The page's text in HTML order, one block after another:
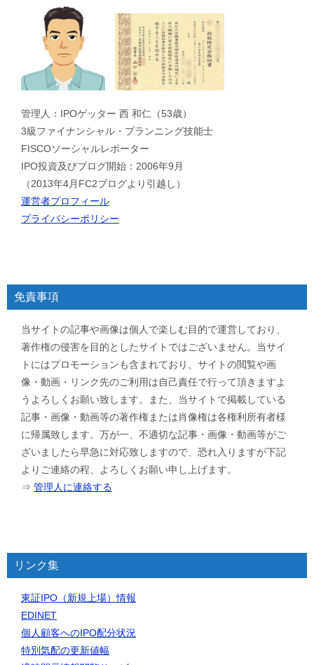
管理人：IPOゲッター 西 和仁（53歳）
3級ファイナンシャル・プランニング技能士
FISCOソーシャルレポーター
IPO投資及びブログ開始：2006年9月
（2013年4月FC2ブログより引越し）
運営者プロフィール
プライバシーポリシー
免責事項
当サイトの記事や画像は個人で楽しむ目的で運営しており、
著作権の侵害を目的としたサイトではございません。当サイ
トにはプロモーションも含まれており、サイトの閲覧や画
像・動画・リンク先のご利用は自己責任で行って頂きますよ
うよろしくお願い致します。また、当サイトで掲載している
記事・画像・動画等の著作権または肖像権は各権利所有者様
に帰属致します。万が一、不適切な記事・画像・動画等がご
ざいましたら早急に対応致しますので、恐れ入りますが下記
よりご連絡の程、よろしくお願い申し上げます。
⇒ 管理人に連絡する
リンク集
東証IPO（新規上場）情報
EDINET
個人顧客へのIPO配分状況
特別気配の更新値幅